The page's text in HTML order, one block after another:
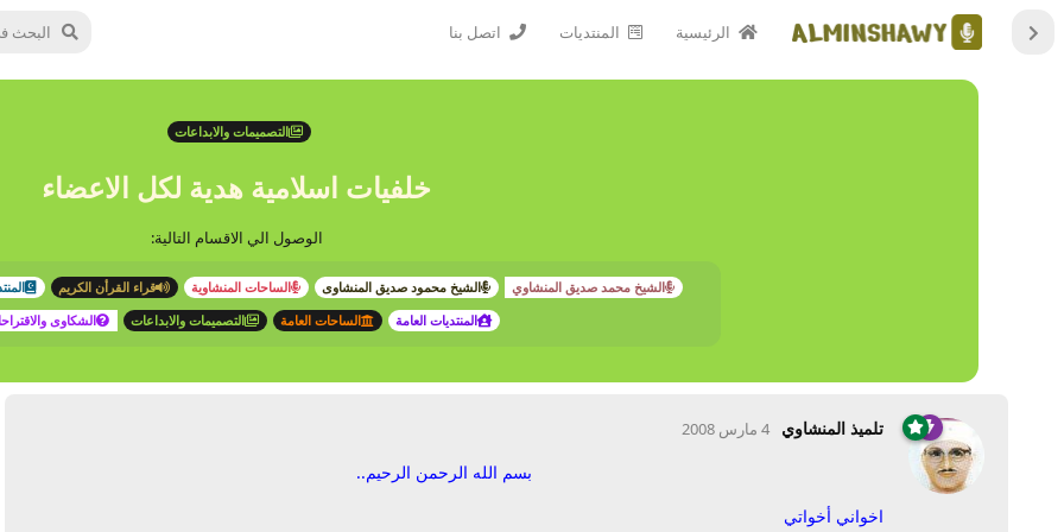
الرئيسية المنتديات اتصل بنا
التصميمات والابداعات
خلفيات اسلامية هدية لكل الاعضاء
الوصول الي الاقسام التالية:
الشيخ محمد صديق المنشاوي الشيخ محمود صديق المنشاوى الساحات المنشاوية قراء القرأن الكريم
المنتديات العامة
الساحات العامة التصميمات والابداعات الشكاوى
تلميذ المنشاوي 4 مارس 2008
بسم الله الرحمن الرحيم..
اخواني أخواتي